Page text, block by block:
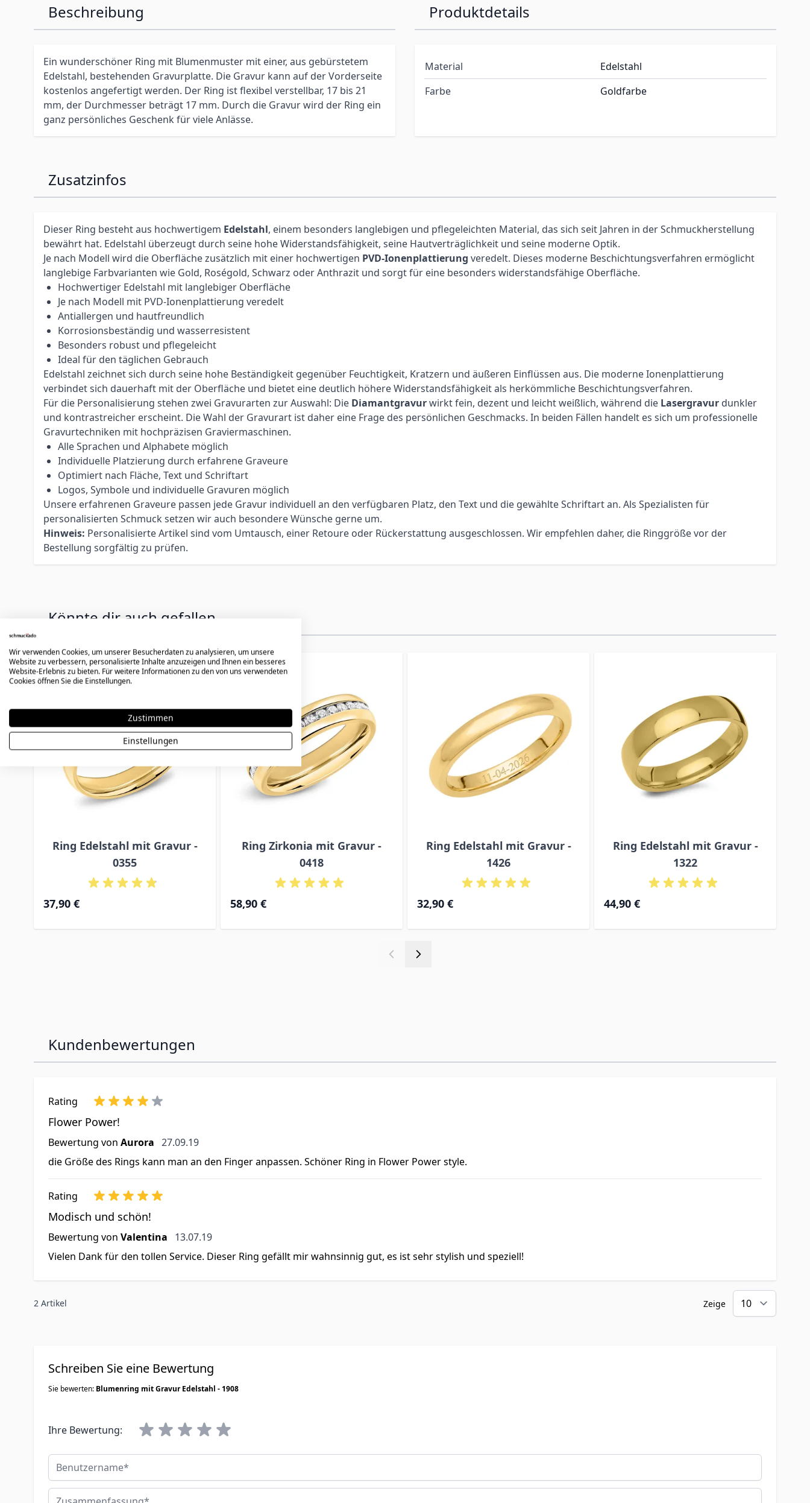
Beschreibung
Ein wunderschöner Ring mit Blumenmuster mit einer, aus gebürstetem
Edelstahl, bestehenden Gravurplatte. Die Gravur kann auf der Vorderseite
kostenlos angefertigt werden. Der Ring ist flexibel verstellbar, 17 bis 21
mm, der Durchmesser beträgt 17 mm. Durch die Gravur wird der Ring ein
ganz persönliches Geschenk für viele Anlässe.
Produktdetails
Material
Edelstahl
Farbe
Goldfarbe
Zusatzinfos
Dieser Ring besteht aus hochwertigem Edelstahl, einem besonders langlebigen und pflegeleichten Material, das sich seit Jahren in der Schmuckherstellung
bewährt hat. Edelstahl überzeugt durch seine hohe Widerstandsfähigkeit, seine Hautverträglichkeit und seine moderne Optik.
Je nach Modell wird die Oberfläche zusätzlich mit einer hochwertigen PVD-Ionenplattierung veredelt. Dieses moderne Beschichtungsverfahren ermöglicht
langlebige Farbvarianten wie Gold, Roségold, Schwarz oder Anthrazit und sorgt für eine besonders widerstandsfähige Oberfläche.
Hochwertiger Edelstahl mit langlebiger Oberfläche
Je nach Modell mit PVD-Ionenplattierung veredelt
Antiallergen und hautfreundlich
Korrosionsbeständig und wasserresistent
Besonders robust und pflegeleicht
Ideal für den täglichen Gebrauch
Edelstahl zeichnet sich durch seine hohe Beständigkeit gegenüber Feuchtigkeit, Kratzern und äußeren Einflüssen aus. Die moderne Ionenplattierung
verbindet sich dauerhaft mit der Oberfläche und bietet eine deutlich höhere Widerstandsfähigkeit als herkömmliche Beschichtungsverfahren.
Für die Personalisierung stehen zwei Gravurarten zur Auswahl: Die Diamantgravurwirkt fein, dezent und leicht weißlich, während die Lasergravur dunkler
und kontrastreicher erscheint. Die Wahl der Gravurart ist daher eine Frage des persönlichen Geschmacks. In beiden Fällen handelt es sich um professionelle
Gravurtechniken mit hochpräzisen Graviermaschinen.
Alle Sprachen und Alphabete möglich
Individuelle Platzierung durch erfahrene Graveure
Optimiert nach Fläche, Text und Schriftart
Logos, Symbole und individuelle Gravuren möglich
Unsere erfahrenen Graveure passen jede Gravur individuell an den verfügbaren Platz, den Text und die gewählte Schriftart an. Als Spezialisten für
personalisierten Schmuck setzen wir auch besondere Wünsche gerne um.
Hinweis: Personalisierte Artikel sind vom Umtausch, einer Retoure oder Rückerstattung ausgeschlossen. Wir empfehlen daher, die Ringgröße vor der
Bestellung sorgfältig zu prüfen.
Könnte dir auch gefallen
Press to skip carousel
Ring Edelstahl mit Gravur -
0355
37,90 €
Ring Zirkonia mit Gravur -
0418
58,90 €
Ring Edelstahl mit Gravur -
1426
32,90 €
Ring Edelstahl mit Gravur -
1322
44,90 €
Kundenbewertungen
Rating
Flower Power!
Bewertung von Aurora 27. September 2019
27.09.19
die Größe des Rings kann man an den Finger anpassen. Schöner Ring in Flower Power style.
Rating
Modisch und schön!
Bewertung von Valentina 13. Juli 2019
13.07.19
Vielen Dank für den tollen Service. Dieser Ring gefällt mir wahnsinnig gut, es ist sehr stylish und speziell!
2 Artikel Zeige
Schreiben Sie eine Bewertung
Sie bewerten: Blumenring mit Gravur Edelstahl - 1908
Ihre Bewertung:
Benutzername
Zusammenfassung
Wir verwenden Cookies, um unserer Besucherdaten zu analysieren, um unsere
Website zu verbessern, personalisierte Inhalte anzuzeigen und Ihnen ein besseres
Website-Erlebnis zu bieten. Für weitere Informationen zu den von uns verwendeten
Cookies öffnen Sie die Einstellungen.
Zustimmen
Einstellungen